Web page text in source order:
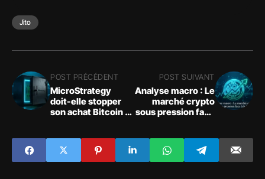
Jito
POST PRÉCÉDENT
MicroStrategy
doit-elle stopper
son achat Bitcoin ?
POST SUIVANT
Analyse macro : Le
marché crypto
sous pression face